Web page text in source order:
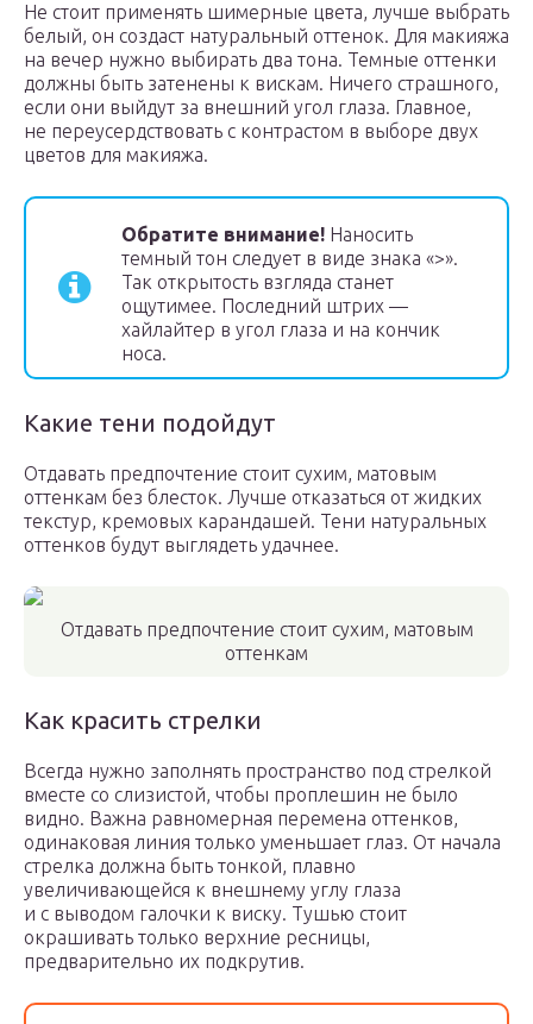
Не стоит применять шимерные цвета, лучше выбрать
белый, он создаст натуральный оттенок. Для макияжа
на вечер нужно выбирать два тона. Темные оттенки
должны быть затенены к вискам. Ничего страшного,
если они выйдут за внешний угол глаза. Главное,
не переусердствовать с контрастом в выборе двух
цветов для макияжа.
Обратите внимание! Наносить
темный тон следует в виде знака «>».
Так открытость взгляда станет
ощутимее. Последний штрих —
хайлайтер в угол глаза и на кончик
носа.
Какие тени подойдут
Отдавать предпочтение стоит сухим, матовым
оттенкам без блесток. Лучше отказаться от жидких
текстур, кремовых карандашей. Тени натуральных
оттенков будут выглядеть удачнее.
Отдавать предпочтение стоит сухим, матовым
оттенкам
Как красить стрелки
Всегда нужно заполнять пространство под стрелкой
вместе со слизистой, чтобы проплешин не было
видно. Важна равномерная перемена оттенков,
одинаковая линия только уменьшает глаз. От начала
стрелка должна быть тонкой, плавно
увеличивающейся к внешнему углу глаза
и с выводом галочки к виску. Тушью стоит
окрашивать только верхние ресницы,
предварительно их подкрутив.